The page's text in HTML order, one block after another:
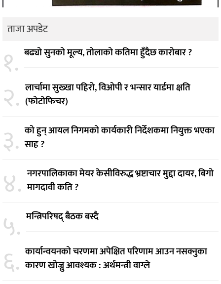
ताजा अपडेट
१. बढ्यो सुनको मूल्य, तोलाको कतिमा हुँदैछ कारोबार ?
२. लार्चामा सुख्खा पहिरो, विओपी र भन्सार यार्डमा क्षति
(फोटोफिचर)
३. को हुन् आयल निगमको कार्यकारी निर्देशकमा नियुक्त भएका
साह ?
४. नगरपालिकाका मेयर केसीविरुद्ध भ्रष्टाचार मुद्दा दायर, बिगो
मागदावी कति ?
५. मन्त्रिपरिषद् बैठक बस्दै
६. कार्यान्वयनको चरणमा अपेक्षित परिणाम आउन नसक्नुका
कारण खोज्नु आवश्यक : अर्थमन्त्री वाग्ले